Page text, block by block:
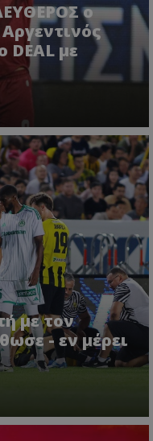
ο
DEAL με
με τον
- εν μέρει